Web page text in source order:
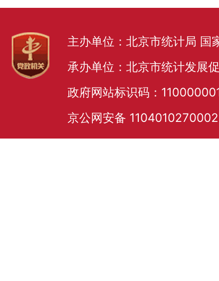
主办单位：北京市统计局 国
承办单位：北京市统计发展
政府网站标识码：
京公网安备